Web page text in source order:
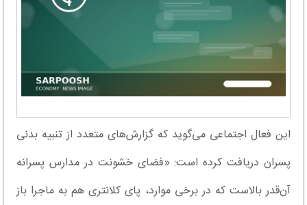
این فعال اجتماعی می‌گوید که گزارش‌های متعدد از تنبیه بدنی
پسران دریافت کرده است: «فضای خشونت در مدارس پسرانه
آن‌قدر بالاست که در برخی موارد، پای کلانتری هم به ماجرا باز